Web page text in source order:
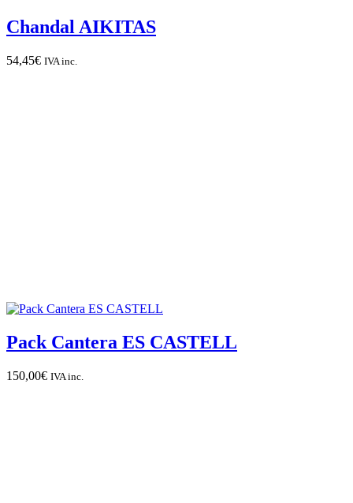
Chandal AIKITAS
54,45€ IVA inc.
Pack Cantera ES CASTELL
150,00€ IVA inc.